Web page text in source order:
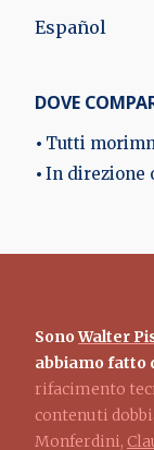
Español
DOVE
Tutti
In direzione
SonoWalter
abbiamo fatto
rifacimento
contenuti
Monferdini,